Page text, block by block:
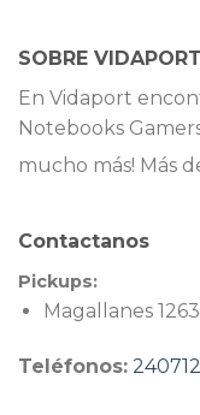
SOBRE VIDAPORT
En Vidaport
Notebooks
mucho más! Más
Contactanos
Pickups:
Magallanes
Teléfonos: